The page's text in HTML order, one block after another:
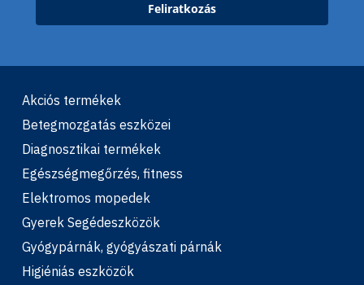
Feliratkozás
Akciós termékek
Betegmozgatás eszközei
Diagnosztikai termékek
Egészségmegőrzés, fitness
Elektromos mopedek
Gyerek Segédeszközök
Gyógypárnák, gyógyászati párnák
Higiéniás eszközök